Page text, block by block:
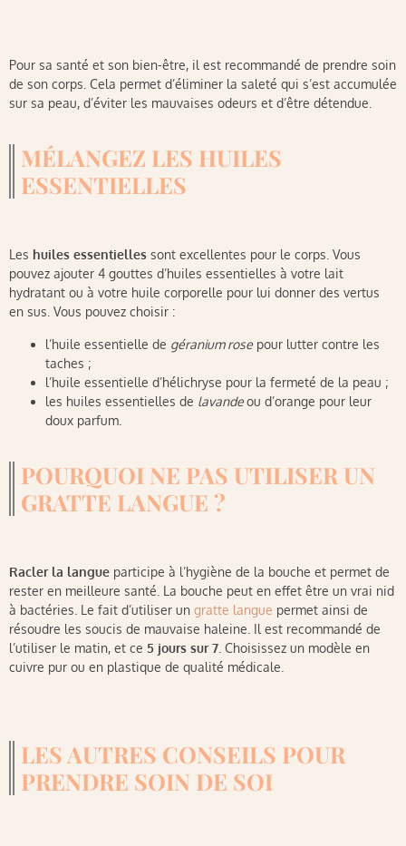
Pour sa santé et son bien-être, il est recommandé de prendre soin
de son corps. Cela permet d’éliminer la saleté qui s’est accumulée
sur sa peau, d’éviter les mauvaises odeurs et d’être détendue.
MÉLANGEZ LES HUILES
ESSENTIELLES
Les huiles essentielles sont excellentes pour le corps. Vous
pouvez ajouter 4 gouttes d’huiles essentielles à votre lait
hydratant ou à votre huile corporelle pour lui donner des vertus
en sus. Vous pouvez choisir :
l’huile essentielle de géranium rose pour lutter contre les
taches ;
l’huile essentielle d’hélichryse pour la fermeté de la peau ;
les huiles essentielles de lavandeou d’orange pour leur
doux parfum.
POURQUOI NE PAS UTILISER UN
GRATTE LANGUE ?
Racler la langue participe à l’hygiène de la bouche et permet de
rester en meilleure santé. La bouche peut en effet être un vrai nid
à bactéries. Le fait d’utiliser un gratte langue permet ainsi de
résoudre les soucis de mauvaise haleine. Il est recommandé de
l’utiliser le matin, et ce 5 jours sur 7 . Choisissez un modèle en
cuivre pur ou en plastique de qualité médicale.
LES AUTRES CONSEILS POUR
PRENDRE SOIN DE SOI